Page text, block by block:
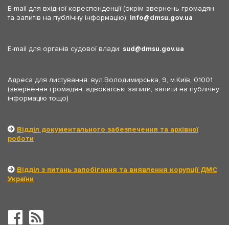
E-mail для вхідної кореспонденції (окрім звернень громадян
та запитів на публічну інформацію): info dmsu.gov.ua
E-mail для органів судової влади: sud dmsu.gov.ua
Адреса для листування: вул.Володимирська, 9, м.Київ, 01001
(звернення громадян, адвокатські запити, запити на публічну
інформацію тощо)
Відділ документального забезпечення та архівної
роботи
Відділ з питань запобігання та виявлення корупції ДМС
України